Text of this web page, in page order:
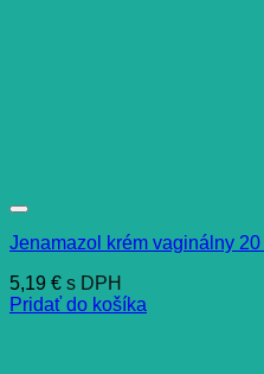
Jenamazol krém vaginálny 20
5,19 € s DPH
Pridať do košíka